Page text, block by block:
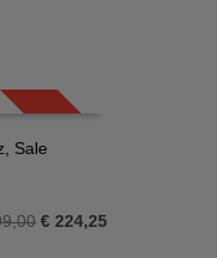
Sale
Ursprünglicher
€ 224,25Aktueller